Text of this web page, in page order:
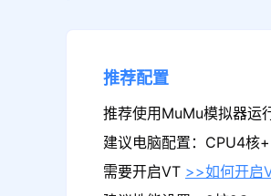
推荐配置
推荐使用MuMu模拟器运
建议电脑配置：CPU4核
需要开启VT >>如何开启